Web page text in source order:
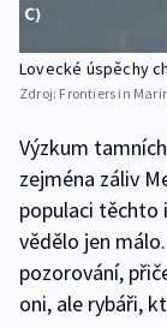
Lovecké úspěchy
Zdroj: Frontiers in
Výzkum
zejména záliv
populaci těchto
vědělo jen
pozorování,
oni, ale rybáři,